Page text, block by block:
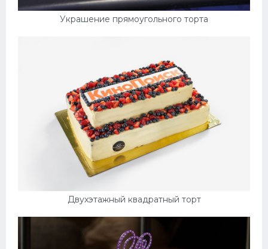
Украшение прямоугольного торта
Двухэтажный квадратный торт